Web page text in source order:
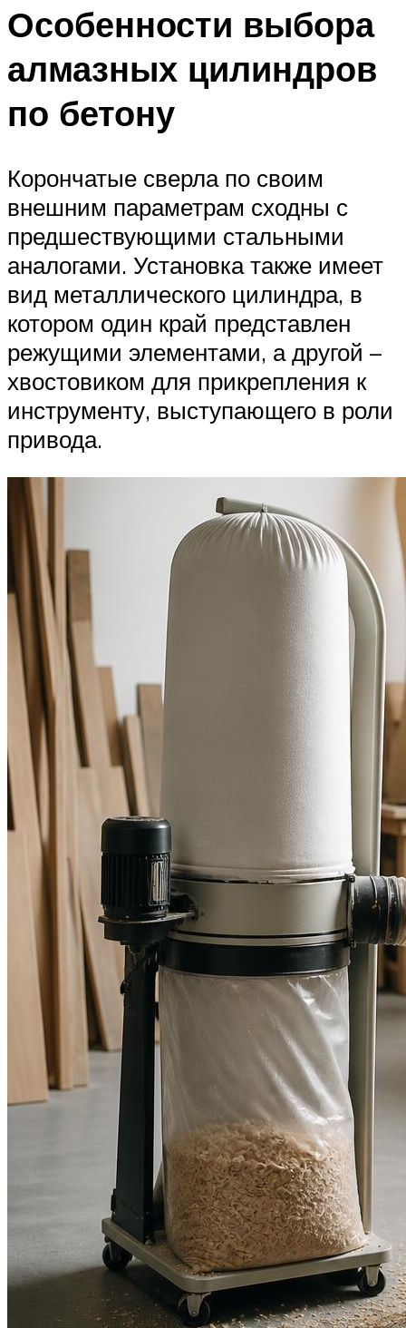
Особенности выбора
алмазных цилиндров
по бетону
Корончатые сверла по своим
внешним параметрам сходны с
предшествующими стальными
аналогами. Установка также имеет
вид металлического цилиндра, в
котором один край представлен
режущими элементами, а другой –
хвостовиком для прикрепления к
инструменту, выступающего в роли
привода.